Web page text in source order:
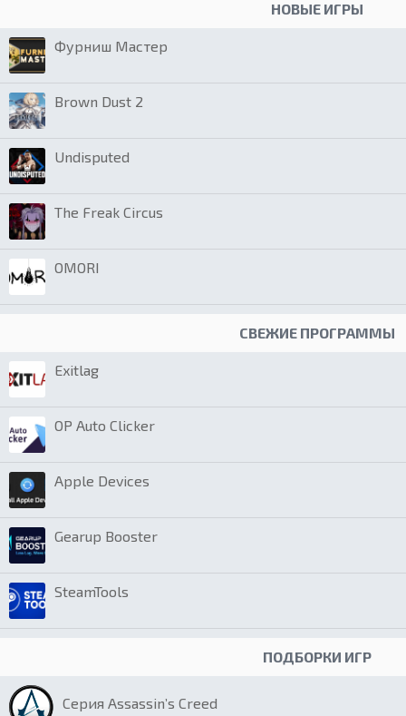
НОВЫЕ ИГРЫ
Фурниш Мастер
Brown Dust 2
Undisputed
The Freak Circus
OMORI
СВЕЖИЕ ПРОГРАММЫ
Exitlag
OP Auto Clicker
Apple Devices
Gearup Booster
SteamTools
ПОДБОРКИ ИГР
Серия Assassin’s Creed